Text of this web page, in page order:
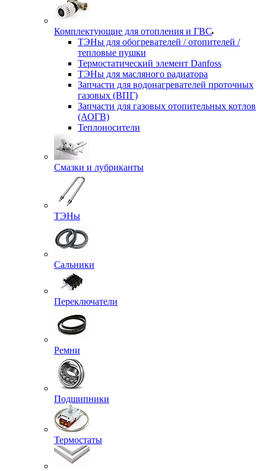
Комплектующие для отопления и ГВС
ТЭНы для обогревателей / отопителей /
тепловые пушки
Термостатический элемент Danfoss
ТЭНы для масляного радиатора
Запчасти для водонагревателей проточных
газовых (ВПГ)
Запчасти для газовых отопительных котлов
(АОГВ)
Теплоносители
Смазки и лубриканты
ТЭНы
Сальники
Переключатели
Ремни
Подшипники
Термостаты